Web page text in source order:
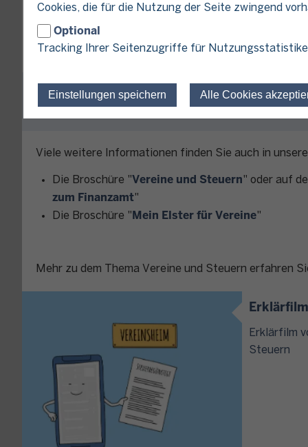
Cookies, die für die Nutzung der Seite zwingend
Optional
Tracking Ihrer Seitenzugriffe für
Einstellungen speichern Alle Cookies
Lohnsteuer
Weitere Steuern
Weitere Informationen - Unsere
Viele weitere Informationen finden Sie auch in
Die Broschüre "Vereine und Steuern " oder auf
zum Finanzamt"
Die Broschüre "Mein Elster für Vereine"
Mehr zu dem Thema Vereine und Steuern erfahren
Erklärfilm
Steuern